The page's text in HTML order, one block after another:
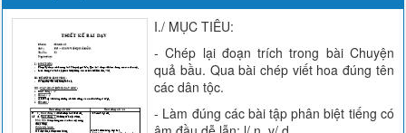
I./ MỤC TIÊU:
- Chép lại đoạn trích trong bài Chuyện
quả bầu. Qua bài chép viết hoa đúng tên
các dân tộc.
- Làm đúng các bài tập phân biệt tiếng có